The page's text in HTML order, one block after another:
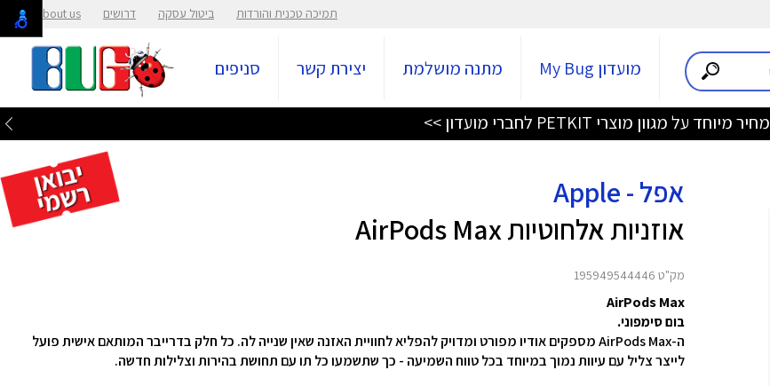
תמיכה טכנית והורדות ביטול עסקה דרושים About us
מועדון My Bug מתנה מושלמת יצירת קשר סניפים
מחיר מיוחד על מגוון מוצרי PETKIT לחברי מועדון >>
אפל - Apple
אוזניות אלחוטיות AirPods Max
מק"ט 195949544446
AirPods Max
בום סימפוני.
ה-AirPods Max מספקים אודיו מפורט ומדויק להפליא לחוויית האזנה שאין שנייה לה. כל חלק בדרייבר המותאם אישית פועל
לייצר צליל עם עיוות נמוך במיוחד בכל טווח השמיעה - כך שתשמעו כל תו עם תחושת בהירות וצלילות חדשה.